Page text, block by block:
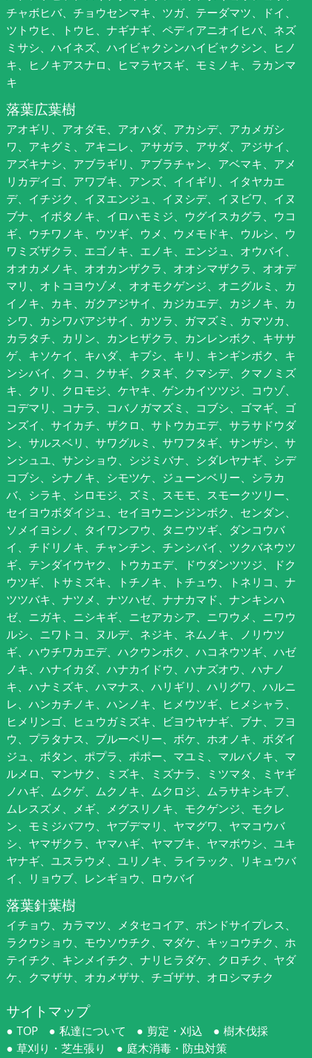
チャボヒバ、チョウセンマキ、ツガ、テーダマツ、ドイ、
ツトウヒ、トウヒ、ナギナギ、ペディアニオイヒバ、ネズ
ミサシ、ハイネズ、ハイビャクシンハイビャクシン、ヒノ
キ、ヒノキアスナロ、ヒマラヤスギ、モミノキ、ラカンマ
キ
落葉広葉樹
アオギリ、アオダモ、アオハダ、アカシデ、アカメガシ
ワ、アキグミ、アキニレ、アサガラ、アサダ、アジサイ、
アズキナシ、アブラギリ、アブラチャン、アベマキ、アメ
リカデイゴ、アワブキ、アンズ、イイギリ、イタヤカエ
デ、イチジク、イヌエンジュ、イヌシデ、イヌビワ、イヌ
ブナ、イボタノキ、イロハモミジ、ウグイスカグラ、ウコ
ギ、ウチワノキ、ウツギ、ウメ、ウメモドキ、ウルシ、ウ
ワミズザクラ、エゴノキ、エノキ、エンジュ、オウバイ、
オオカメノキ、オオカンザクラ、オオシマザクラ、オオデ
マリ、オトコヨウゾメ、オオモクゲンジ、オニグルミ、カ
イノキ、カキ、ガクアジサイ、カジカエデ、カジノキ、カ
シワ、カシワバアジサイ、カツラ、ガマズミ、カマツカ、
カラタチ、カリン、カンヒザクラ、カンレンボク、キササ
ゲ、キソケイ、キハダ、キブシ、キリ、キンギンボク、キ
ンシバイ、クコ、クサギ、クヌギ、クマシデ、クマノミズ
キ、クリ、クロモジ、ケヤキ、ゲンカイツツジ、コウゾ、
コデマリ、コナラ、コバノガマズミ、コブシ、ゴマギ、ゴ
ンズイ、サイカチ、ザクロ、サトウカエデ、サラサドウダ
ン、サルスベリ、サワグルミ、サワフタギ、サンザシ、サ
ンシュユ、サンショウ、シジミバナ、シダレヤナギ、シデ
コブシ、シナノキ、シモツケ、ジューンベリー、シラカ
バ、シラキ、シロモジ、ズミ、スモモ、スモークツリー、
セイヨウボダイジュ、セイヨウニンジンボク、センダン、
ソメイヨシノ、タイワンフウ、タニウツギ、ダンコウバ
イ、チドリノキ、チャンチン、チンシバイ、ツクバネウツ
ギ、テンダイウヤク、トウカエデ、ドウダンツツジ、ドク
ウツギ、トサミズキ、トチノキ、トチュウ、トネリコ、ナ
ツツバキ、ナツメ、ナツハゼ、ナナカマド、ナンキンハ
ゼ、ニガキ、ニシキギ、ニセアカシア、ニワウメ、ニワウ
ルシ、ニワトコ、ヌルデ、ネジキ、ネムノキ、ノリウツ
ギ、ハウチワカエデ、ハクウンボク、ハコネウツギ、ハゼ
ノキ、ハナイカダ、ハナカイドウ、ハナズオウ、ハナノ
キ、ハナミズキ、ハマナス、ハリギリ、ハリグワ、ハルニ
レ、ハンカチノキ、ハンノキ、ヒメウツギ、ヒメシャラ、
ヒメリンゴ、ヒュウガミズキ、ビヨウヤナギ、ブナ、フヨ
ウ、プラタナス、ブルーベリー、ボケ、ホオノキ、ボダイ
ジュ、ボタン、ポプラ、ポポー、マユミ、マルバノキ、マ
ルメロ、マンサク、ミズキ、ミズナラ、ミツマタ、ミヤギ
ノハギ、ムクゲ、ムクノキ、ムクロジ、ムラサキシキブ、
ムレスズメ、メギ、メグスリノキ、モクゲンジ、モクレ
ン、モミジバフウ、ヤブデマリ、ヤマグワ、ヤマコウバ
シ、ヤマザクラ、ヤマハギ、ヤマブキ、ヤマボウシ、ユキ
ヤナギ、ユスラウメ、ユリノキ、ライラック、リキュウバ
イ、リョウブ、レンギョウ、ロウバイ
落葉針葉樹
イチョウ、カラマツ、メタセコイア、ポンドサイプレス、
ラクウショウ、モウソウチク、マダケ、キッコウチク、ホ
テイチク、キンメイチク、ナリヒラダケ、クロチク、ヤダ
ケ、クマザサ、オカメザサ、チゴザサ、オロシマチク
サイトマップ
TOP 私達について 剪定・刈込
樹木伐採
草刈り・芝生張り
庭木消毒・防虫対策